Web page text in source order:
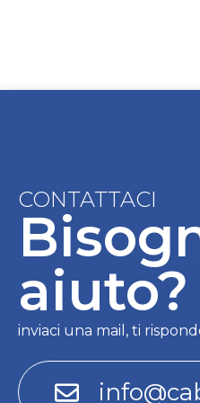
CONTATTACI
aiuto?
inviaci una mail, ti